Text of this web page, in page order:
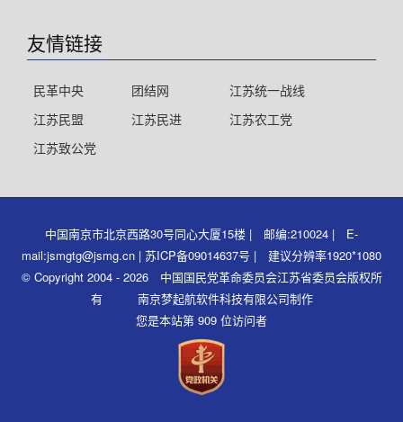
友情链接
民革中央 团结网
江苏统一战线
江苏民盟
江苏民进
江苏农工党
江苏致公党
中国南京市北京西路30号同心大厦15楼 | 邮编:210024 | E-
mail:jsmgtg@jsmg.cn | 苏ICP备09014637号 | 建议分辨率1920*1080
© Copyright 2004 - 2026 中国国民党革命委员会江苏省委员会版权所
有 南京梦起航软件科技有限公司制作
您是本站第 909 位访问者